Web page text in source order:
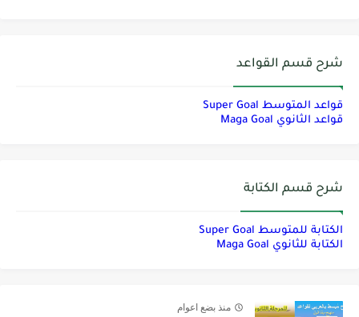
شرح قسم القواعد
قواعد المتوسط Super Goal
قواعد الثانوي Maga Goal
شرح قسم الكتابة
الكتابة للمتوسط Super Goal
الكتابة للثانوي Maga Goal
منذ بضع اعوام